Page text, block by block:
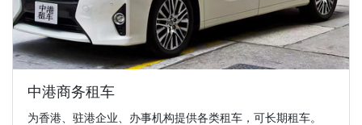
中港商务租车
为香港、驻港企业、办事机构提供各类租车，可长期租车。